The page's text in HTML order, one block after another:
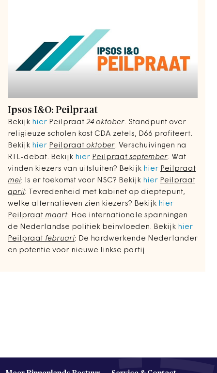
Ipsos I&O: Peilpraat
Bekijk hier Peilpraat 24 oktober. Standpunt over
religieuze scholen kost CDA zetels, D66 profiteert.
Bekijk hier Peilpraat oktober. Verschuivingen na
RTL-debat. Bekijk hier Peilpraat september: Wat
vinden kiezers van uitsluiten? Bekijk hier Peilpraat
mei: Is er toekomst voor NSC? Bekijk hier Peilpraat
april: Tevredenheid met kabinet op dieptepunt,
welke alternatieven zien kiezers? Bekijk hier
Peilpraat maart: Hoe internationale spanningen
de Nederlandse politiek beinvloeden. Bekijk hier
Peilpraat februari: De hardwerkende Nederlander
en potentie voor nieuwe linkse partij.